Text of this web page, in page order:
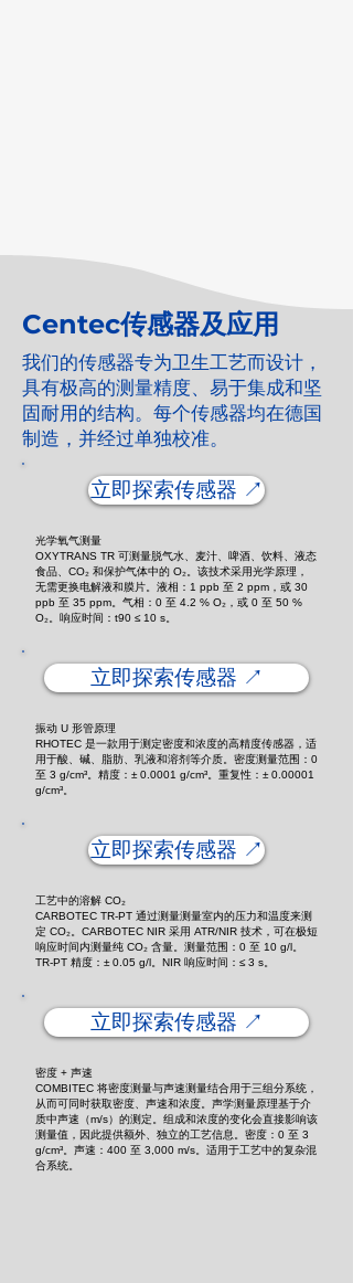
Centec传感器及应用
我们的传感器专为卫生工艺而设计，
具有极高的测量精度、易于集成和坚
固耐用的结构。每个传感器均在德国
制造，并经过单独校准。
立即探索传感器 ↗️
光学氧气测量
OXYTRANS TR 可测量脱气水、麦汁、啤酒、饮料、液态
食品、CO₂ 和保护气体中的 O₂。该技术采用光学原理，
无需更换电解液和膜片。液相：1 ppb 至 2 ppm，或 30
ppb 至 35 ppm。气相：0 至 4.2 % O₂，或 0 至 50 %
O₂。响应时间：t90 ≤ 10 s。
立即探索传感器 ↗️
振动 U 形管原理
RHOTEC 是一款用于测定密度和浓度的高精度传感器，适
用于酸、碱、脂肪、乳液和溶剂等介质。密度测量范围：0
至 3 g/cm³。精度：± 0.0001 g/cm³。重复性：± 0.00001
g/cm³。
立即探索传感器 ↗️
工艺中的溶解 CO₂
CARBOTEC TR-PT 通过测量测量室内的压力和温度来测
定 CO₂。CARBOTEC NIR 采用 ATR/NIR 技术，可在极短
响应时间内测量纯 CO₂ 含量。测量范围：0 至 10 g/l。
TR-PT 精度：± 0.05 g/l。NIR 响应时间：≤ 3 s。
立即探索传感器 ↗️
密度 + 声速
COMBITEC 将密度测量与声速测量结合用于三组分系统，
从而可同时获取密度、声速和浓度。声学测量原理基于介
质中声速（m/s）的测定。组成和浓度的变化会直接影响该
测量值，因此提供额外、独立的工艺信息。密度：0 至 3
g/cm³。声速：400 至 3,000 m/s。适用于工艺中的复杂混
合系统。